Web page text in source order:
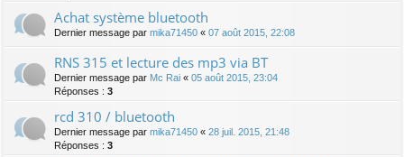
Achat système bluetooth
Dernier message par mika71450 « 07 août 2015, 22:08
RNS 315 et lecture des mp3 via BT
Dernier message par Mc Rai « 05 août 2015, 23:04
Réponses : 3
rcd 310 / bluetooth
Dernier message par mika71450 « 28 juil. 2015, 21:48
Réponses : 3